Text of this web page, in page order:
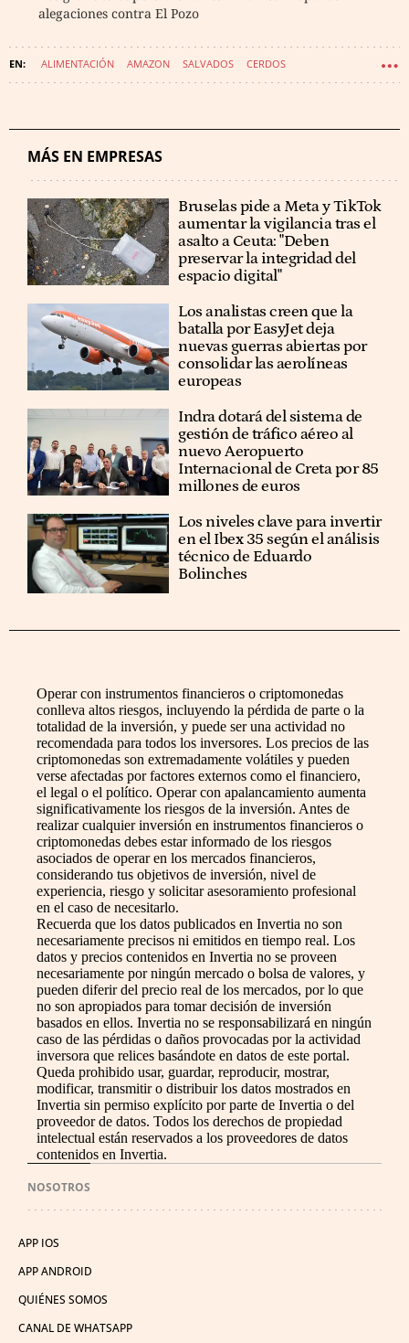
alegaciones contra El Pozo
ALIMENTACIÓN AMAZON SALVADOS CERDOS
MÁS EN EMPRESAS
Bruselas pide a Meta y TikTok
aumentar la vigilancia tras el
asalto a Ceuta: "Deben
preservar la integridad del
espacio digital"
Los analistas creen que la
batalla por EasyJet deja
nuevas guerras abiertas por
consolidar las aerolíneas
europeas
Indra dotará del sistema de
gestión de tráfico aéreo al
nuevo Aeropuerto
Internacional de Creta por 85
millones de euros
Los niveles clave para invertir
en el Ibex 35 según el análisis
técnico de Eduardo
Bolinches
Operar con instrumentos financieros o criptomonedas
conlleva altos riesgos, incluyendo la pérdida de parte o la
totalidad de la inversión, y puede ser una actividad no
recomendada para todos los inversores. Los precios de las
criptomonedas son extremadamente volátiles y pueden
verse afectadas por factores externos como el financiero,
el legal o el político. Operar con apalancamiento aumenta
significativamente los riesgos de la inversión. Antes de
realizar cualquier inversión en instrumentos financieros o
criptomonedas debes estar informado de los riesgos
asociados de operar en los mercados financieros,
considerando tus objetivos de inversión, nivel de
experiencia, riesgo y solicitar asesoramiento profesional
en el caso de necesitarlo.
Recuerda que los datos publicados en Invertia no son
necesariamente precisos ni emitidos en tiempo real. Los
datos y precios contenidos en Invertia no se proveen
necesariamente por ningún mercado o bolsa de valores, y
pueden diferir del precio real de los mercados, por lo que
no son apropiados para tomar decisión de inversión
basados en ellos. Invertia no se responsabilizará en ningún
caso de las pérdidas o daños provocadas por la actividad
inversora que relices basándote en datos de este portal.
Queda prohibido usar, guardar, reproducir, mostrar,
modificar, transmitir o distribuir los datos mostrados en
Invertia sin permiso explícito por parte de Invertia o del
proveedor de datos. Todos los derechos de propiedad
intelectual están reservados a los proveedores de datos
contenidos en Invertia.
NOSOTROS
APP IOS
APP ANDROID
QUIÉNES SOMOS
CANAL DE WHATSAPP